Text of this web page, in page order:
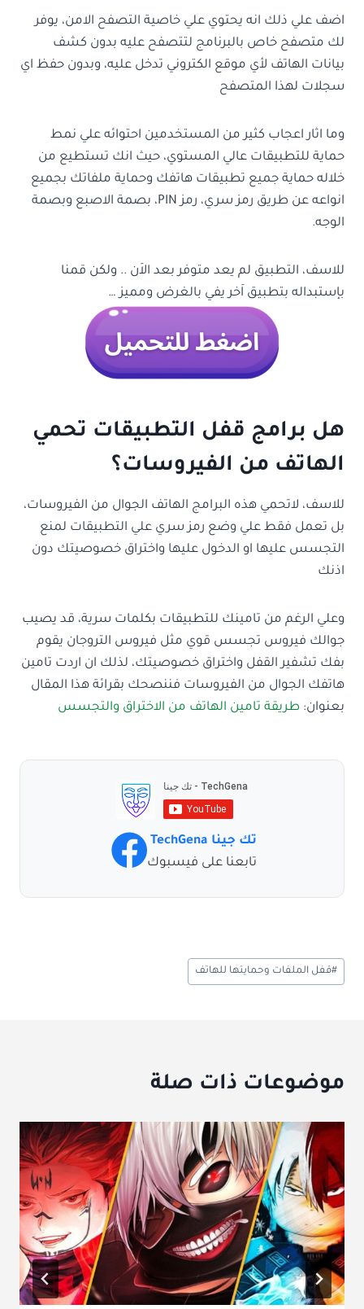
اضف علي ذلك انه يحتوي علي خاصية التصفح الامن، يوفر
لك متصفح خاص بالبرنامج لتتصفح عليه بدون كشف
بيانات الهاتف لأي موقع الكتروني تدخل عليه، وبدون حفظ اي
سجلات لهذا المتصفح
وما اثار اعجاب كثير من المستخدمين احتوائه علي نمط
حماية للتطبيقات عالي المستوي، حيث انك تستطيع من
خلاله حماية جميع تطبيقات هاتفك وحماية ملفاتك بجميع
انواعه عن طريق رمز سري، رمز PIN، بصمة الاصبع وبصمة
الوجه.
للاسف، التطبيق لم يعد متوفر بعد الاَن .. ولكن قمنا
بإستبداله بتطبيق اَخر يفي بالغرض ومميز …
هل برامج قفل التطبيقات تحمي
الهاتف من الفيروسات؟
للاسف، لاتحمي هذه البرامج الهاتف الجوال من الفيروسات،
بل تعمل فقط علي وضع رمز سري علي التطبيقات لمنع
التجسس عليها او الدخول عليها واختراق خصوصيتك دون
اذنك
وعلي الرغم من تامينك للتطبيقات بكلمات سرية، قد يصيب
جوالك فيروس تجسس قوي مثل فيروس التروجان يقوم
بفك تشفير القفل واختراق خصوصيتك، لذلك ان اردت تامين
هاتفك الجوال من الفيروسات فننصحك بقرائة هذا المقال
بعنوان: طريقة تامين الهاتف من الاختراق والتجسس
تك جينا TechGena
تابعنا على فيسبوك
وسوم
المقال:
#قفل الملفات وحمايتها للهاتف
موضوعات ذات صلة